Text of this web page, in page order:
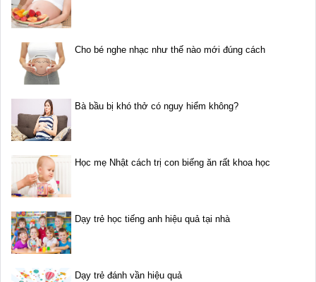
Cho bé nghe nhạc như thế nào mới đúng cách
Bà bầu bị khó thở có nguy hiểm không?
Học mẹ Nhật cách trị con biếng ăn rất khoa học
Dạy trẻ học tiếng anh hiệu quả tại nhà
Dạy trẻ đánh vần hiệu quả